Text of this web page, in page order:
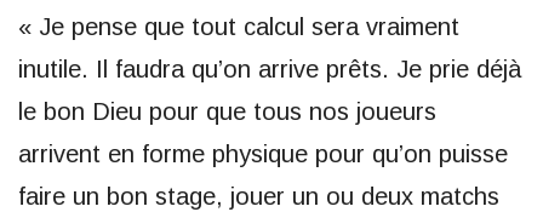
« Je pense que tout calcul sera vraiment
inutile. Il faudra qu’on arrive prêts. Je prie déjà
le bon Dieu pour que tous nos joueurs
arrivent en forme physique pour qu’on puisse
faire un bon stage, jouer un ou deux matchs